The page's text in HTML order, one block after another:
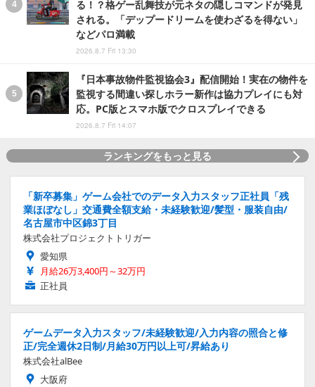
る！？格ゲー乱舞技が元ネタの隠しコマンドが発見
される。「デップードリームを使わざるを得ない」
などパロ満載
2026.8.7 Fri 13:30
『日本事故物件監視協会3』配信開始！実在の物件を
監視する間違い探しホラー新作は協力プレイにも対
応。PC版とスマホ版でクロスプレイできる
2026.8.7 Fri 14:07
ランキングをもっと見る
「新卒募集」ゲーム会社でのデータ入力スタッフ正社員「残
業ほぼなし」交通費全額支給・未経験歓迎/髪型・服装自由/
名古屋市中区錦3丁目
株式会社プロジェクトトリガー
愛知県
月給26万3,400円～32万円
正社員
ゲームデータ入力スタッフ/未経験歓迎/入力内容の照合と修
正/完全週休2日制/月給30万円以上可/昇給あり
株式会社alBee
大阪府